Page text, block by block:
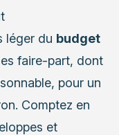
léger du budget
faire-part, dont
pour un
Comptez en
et